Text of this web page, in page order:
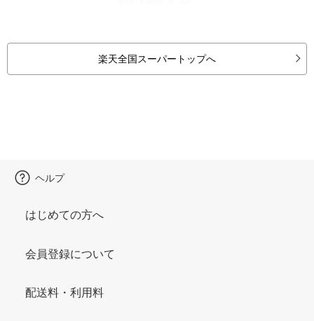
楽天全国スーパートップへ
ヘルプ
はじめての方へ
会員登録について
配送料・利用料